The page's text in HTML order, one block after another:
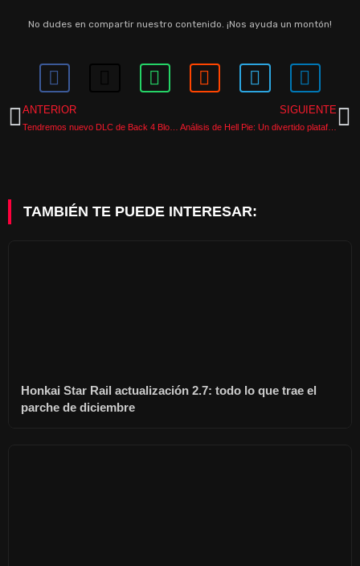
No dudes en compartir nuestro contenido. ¡Nos ayuda un montón!
ANTERIOR SIGUIENTE
Análisis de Hell Pie: Un divertido plataformas con un humor que no es para todos
TAMBIÉN TE PUEDE INTERESAR:
Honkai Star Rail actualización 2.7: todo lo que trae el
parche de diciembre